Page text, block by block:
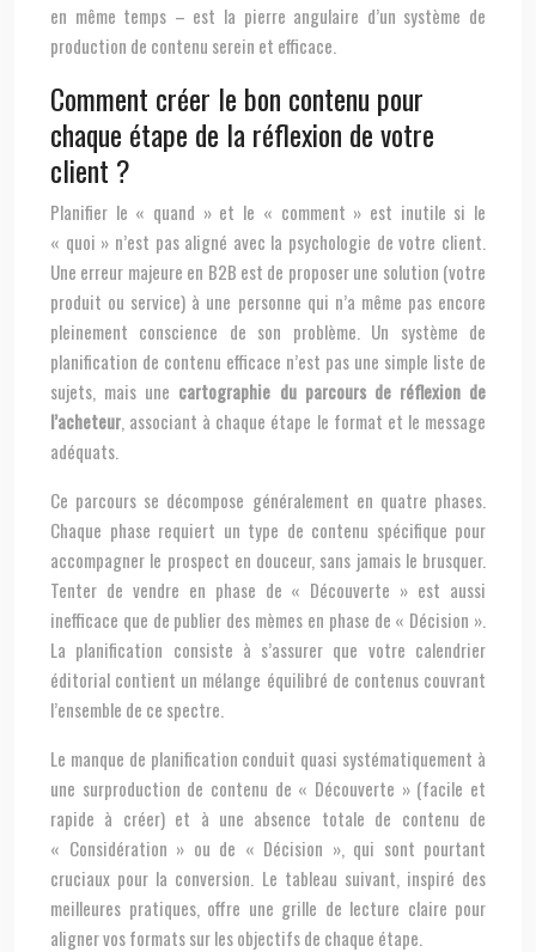
en même temps – est la pierre angulaire d’un système de
production de contenu serein et efficace.
Comment créer le bon contenu pour
chaque étape de la réflexion de votre
client ?
Planifier le « quand » et le « comment » est inutile si le
« quoi » n’est pas aligné avec la psychologie de votre client.
Une erreur majeure en B2B est de proposer une solution (votre
produit ou service) à une personne qui n’a même pas encore
pleinement conscience de son problème. Un système de
planification de contenu efficace n’est pas une simple liste de
sujets, mais une cartographie du parcours de réflexion de
l’acheteur , associant à chaque étape le format et le message
adéquats.
Ce parcours se décompose généralement en quatre phases.
Chaque phase requiert un type de contenu spécifique pour
accompagner le prospect en douceur, sans jamais le brusquer.
Tenter de vendre en phase de « Découverte » est aussi
inefficace que de publier des mèmes en phase de « Décision ».
La planification consiste à s’assurer que votre calendrier
éditorial contient un mélange équilibré de contenus couvrant
l’ensemble de ce spectre.
Le manque de planification conduit quasi systématiquement à
une surproduction de contenu de « Découverte » (facile et
rapide à créer) et à une absence totale de contenu de
« Considération » ou de « Décision », qui sont pourtant
cruciaux pour la conversion. Le tableau suivant, inspiré des
meilleures pratiques, offre une grille de lecture claire pour
aligner vos formats sur les objectifs de chaque étape.